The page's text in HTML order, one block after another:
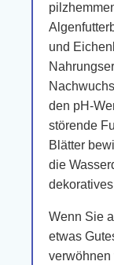
und
den pH-
störende
Blätter
die
Wenn Sie
etwas
verwöhnen